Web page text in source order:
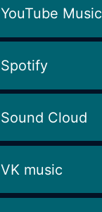
YouTube Music
Spotify
Sound Cloud
VK music